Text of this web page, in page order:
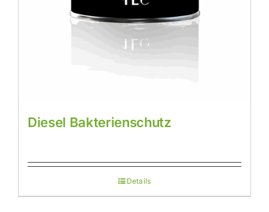
Diesel Bakterienschutz
Details